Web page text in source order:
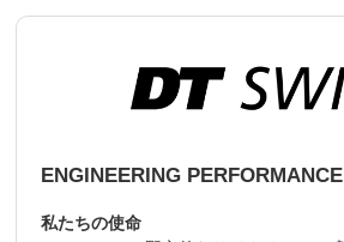
ENGINEERING PERFORMANCE
私たちの使命